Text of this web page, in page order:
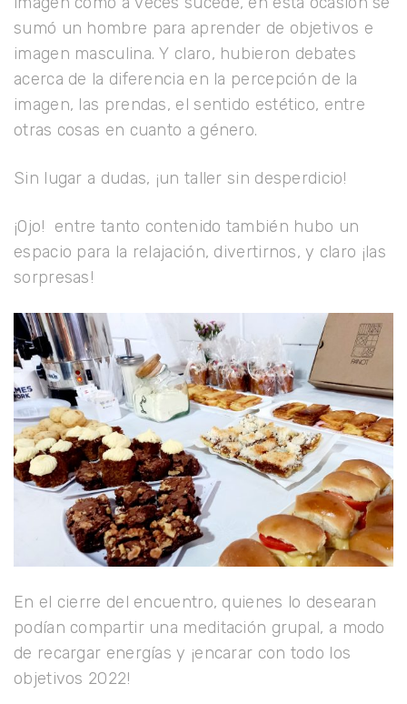
sumó un hombre para aprender de objetivos e
imagen masculina. Y claro, hubieron debates
acerca de la diferencia en la percepción de la
imagen, las prendas, el sentido estético, entre
otras cosas en cuanto a género.
Sin lugar a dudas, ¡un taller sin desperdicio!
¡Ojo! entre tanto contenido también hubo un
espacio para la relajación, divertirnos, y claro ¡las
sorpresas!
En el cierre del encuentro, quienes lo desearan
podían compartir una meditación grupal, a modo
de recargar energías y ¡encarar con todo los
objetivos 2022!